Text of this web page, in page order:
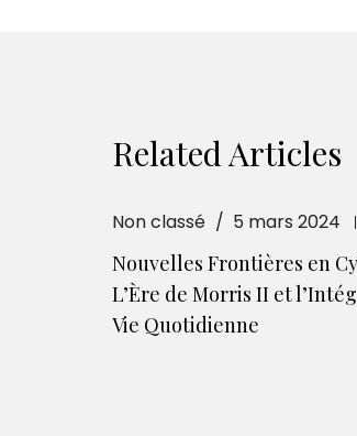
Related Articles
Non classé 5 mars 2024
Nouvelles Frontières en
L’Ère de Morris II et
Vie Quotidienne